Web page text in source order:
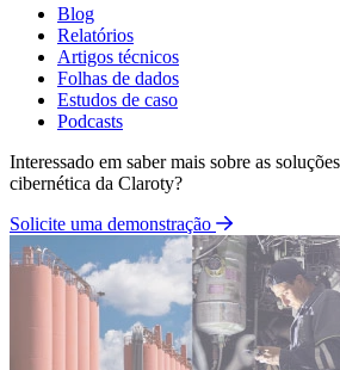
Blog
Relatórios
Artigos técnicos
Folhas de dados
Estudos de caso
Podcasts
Interessado em saber mais sobre as
cibernética da Claroty?
Solicite uma demonstração